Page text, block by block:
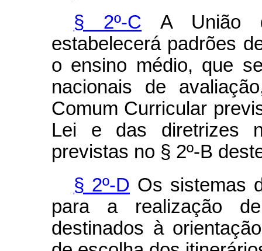
§ 2º-C A União
estabelecerá padrões
o ensino médio, que
nacionais de
Comum Curricular
Lei e das diretrizes
previstas no § 2º-B
§ 2º-D Os sistemas
para a realização
destinados à